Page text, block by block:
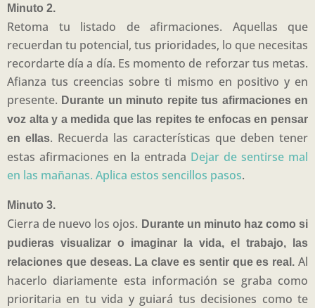
Minuto 2.
Retoma tu listado de afirmaciones. Aquellas que
recuerdan tu potencial, tus prioridades, lo que necesitas
recordarte día a día. Es momento de reforzar tus metas.
Afianza tus creencias sobre ti mismo en positivo y en
presente. Durante un minuto repite tus afirmaciones en
voz alta y a medida que las repites te enfocas en pensar
en ellas. Recuerda las características que deben tener
estas afirmaciones en la entrada Dejar de sentirse mal
en las mañanas. Aplica estos sencillos pasos.
Minuto 3.
Cierra de nuevo los ojos. Durante un minuto haz como si
pudieras visualizar o imaginar la vida, el trabajo, las
relaciones que deseas. La clave es sentir que es real. Al
hacerlo diariamente esta información se graba como
prioritaria en tu vida y guiará tus decisiones como te